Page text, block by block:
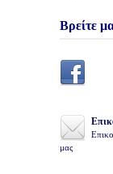
Βρείτε
μας